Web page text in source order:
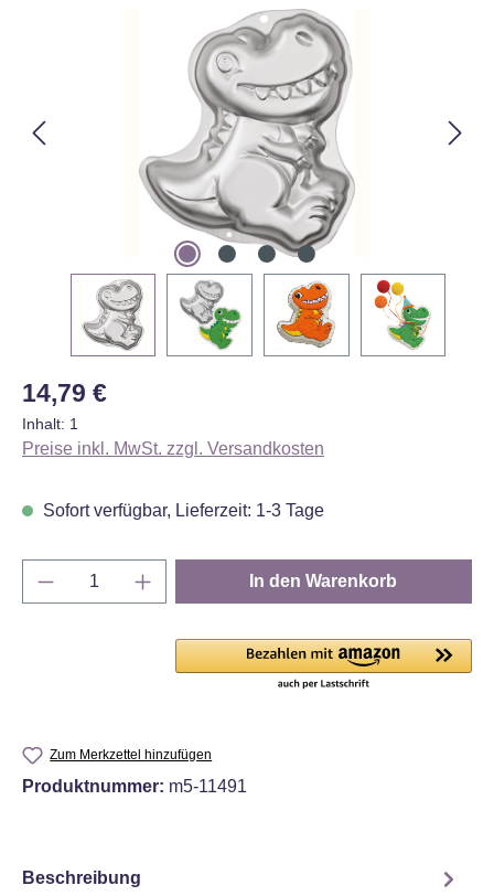
Regulärer Preis:
14,79 €
Inhalt: 1
Preise inkl. MwSt. zzgl. Versandkosten
Sofort verfügbar, Lieferzeit: 1-3 Tage
Produkt Anzahl: Gib den gewünschten
In den Warenkorb
Zum Merkzettel hinzufügen
Produktnummer: m5-11491
Beschreibung